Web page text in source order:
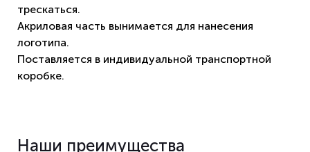
трескаться.
Акриловая часть вынимается для нанесения
логотипа.
Поставляется в индивидуальной транспортной
коробке.
Наши преимущества